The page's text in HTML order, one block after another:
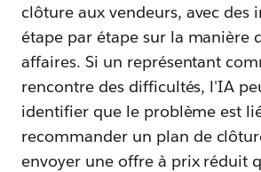
clôture aux vendeurs, avec des
étape par étape sur la manière
affaires. Si un représentant
rencontre des difficultés, l'IA
identifier que le problème est
recommander un plan de
envoyer une offre à prix réduit